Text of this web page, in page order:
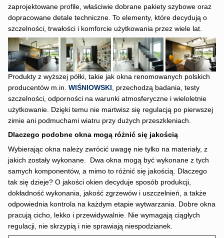
zaprojektowane profile, właściwie dobrane pakiety szybowe oraz
dopracowane detale techniczne. To elementy, które decydują o
szczelności, trwałości i komforcie użytkowania przez wiele lat.
Produkty z wyższej półki, takie jak okna renomowanych polskich
producentów m.in. WIŚNIOWSKI , przechodzą badania, testy
szczelności, odporności na warunki atmosferyczne i wieloletnie
użytkowanie. Dzięki temu nie martwisz się regulacją po pierwszej
zimie ani podmuchami wiatru przy dużych przeszkleniach.
Dlaczego podobne okna mogą różnić się jakością
Wybierając okna należy zwrócić uwagę nie tylko na materiały, z
jakich zostały wykonane. Dwa okna mogą być wykonane z tych
samych komponentów, a mimo to różnić się jakością. Dlaczego
tak się dzieje? O jakości okien decyduje sposób produkcji,
dokładność wykonania, jakość zgrzewów i uszczelnień, a także
odpowiednia kontrola na każdym etapie wytwarzania. Dobre okna
pracują cicho, lekko i przewidywalnie. Nie wymagają ciągłych
regulacji, nie skrzypią i nie sprawiają niespodzianek.